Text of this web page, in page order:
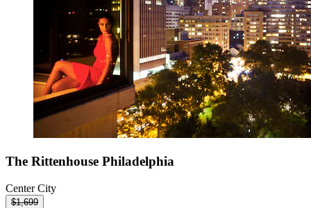
The Rittenhouse Philadelphia
Center City
$1,699